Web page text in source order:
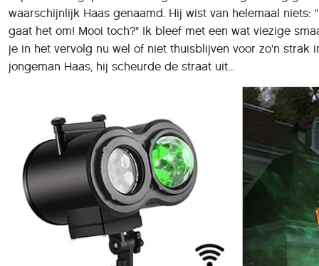
waarschijnlijk Haas genaamd. Hij wist van helemaal niets:
gaat het om! Mooi toch?" Ik bleef met een wat viezige
je in het vervolg nu wel of niet thuisblijven voor zo'n strak
jongeman Haas, hij scheurde de straat uit...